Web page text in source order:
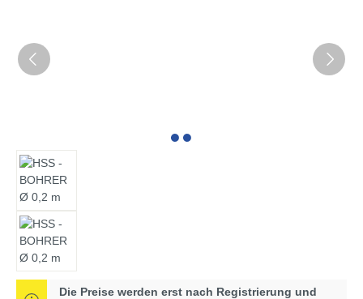
Die Preise werden erst nach Registrierung und